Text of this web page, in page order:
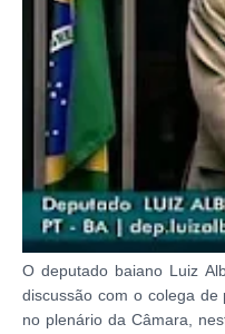
O deputado baiano Luiz
discussão com o colega
no plenário da Câmara,